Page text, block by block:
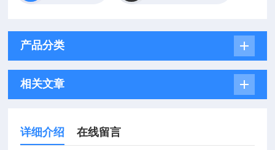
产品分类
相关文章
详细介绍 在线留言